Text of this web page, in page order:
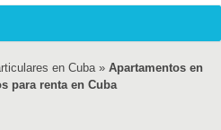
en Cuba »Apartamentos en
para renta en Cuba